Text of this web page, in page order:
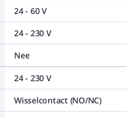
24 - 60 V
24 - 230 V
Nee
24 - 230 V
Wisselcontact (NO/NC)